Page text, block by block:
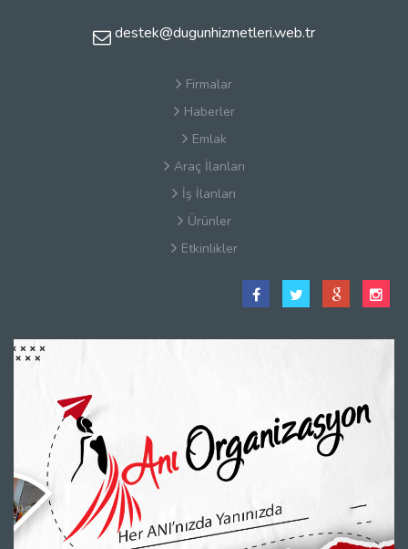
destek@dugunhizmetleri.web.tr
Firmalar
Haberler
Emlak
Araç İlanları
İş İlanları
Ürünler
Etkinlikler
Satış Sözleşmesi
Hakkımızda
İletişim